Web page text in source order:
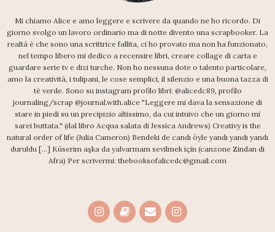
Mi chiamo Alice e amo leggere e scrivere da quando ne ho ricordo. Di
giorno svolgo un lavoro ordinario ma di notte divento una scrapbooker. La
realtà è che sono una scrittrice fallita, ci ho provato ma non ha funzionato,
nel tempo libero mi dedico a recensire libri, creare collage di carta e
guardare serie tv e dizi turche. Non ho nessuna dote o talento particolare,
amo la creatività, i tulipani, le cose semplici, il silenzio e una buona tazza di
tè verde. Sono su instagram profilo libri: @alicedc89, profilo
journaling/scrap @journal.with.alice "Leggere mi dava la sensazione di
stare in piedi su un precipizio altissimo, da cui intuivo che un giorno mi
sarei buttata." (dal libro Acqua salata di Jessica Andrews) Creativy is the
natural order of life (Julia Cameron) Bendeki de candı öyle yandı yandı yandı
duruldu [...] Küserim aşka da yalvarmam sevilmek için (canzone Zindan di
Afra) Per scrivermi: thebooksofalicedc@gmail.com